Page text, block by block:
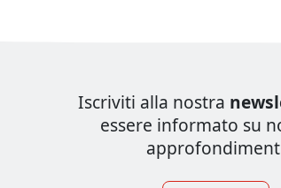
Iscriviti alla nostra
essere informato su